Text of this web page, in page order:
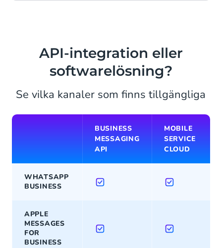
API-integration eller
softwarelösning?
Se vilka kanaler som finns tillgängliga
BUSINESS
MESSAGING
API
MOBILE
SERVICE
CLOUD
WHATSAPP
BUSINESS
APPLE
MESSAGES
FOR
BUSINESS